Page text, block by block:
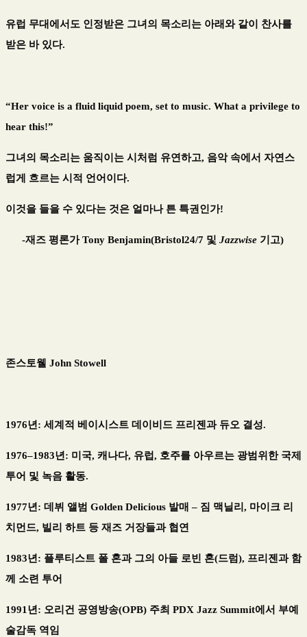
유럽 무대에서도 인정받은 그녀의 목소리는 아래와 같이 찬사를
받은 바 있다.
“Her voice is a fluid liquid poem, set to music. What a privilege to
hear this!”
그녀의 목소리는 움직이는 시처럼 유연하고, 음악 속에서 자연스
럽게 흐르는 시적 언어이다.
이것을 들을 수 있다는 것은 얼마나 튼 특권인가!
-재즈 평론가Tony Benjamin(Bristol24/7 및 Jazzwise 기고)
존스토웰 John Stowell
1976년: 세계적 베이시스트 데이비드 프리젠과 듀오 결성.
1976–1983년: 미국, 캐나다, 유럽, 호주를 아우르는 광범위한 국제
투어 및 녹음 활동.
1977년: 데뷔 앨범 Golden Delicious 발매– 짐 맥닐리, 마이크 리
치먼드, 빌리 하트 등 재즈 거장들과 협연
1983년: 플루티스트 폴 혼과 그의 아들 로빈 혼(드럼), 프리젠과 함
께 소련 투어
1991 년: 오리건 공영방송(OPB) 주최 PDX Jazz Summit에서 부예
술감독 역임